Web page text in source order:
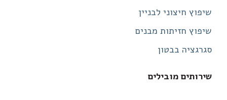
שיפוץ חיצוני לבניין
שיפוץ חזיתות מבנים
סגרגציה בבטון
שירותים מובילים